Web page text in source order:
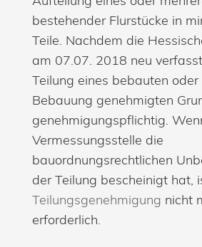
bestehender Flurstücke in
Teile. Nachdem die
am 07.07. 2018 neu
Teilung eines bebauten oder
Bebauung genehmigten
genehmigungspflichtig.
Vermessungsstelle die
bauordnungsrechtlichen
der Teilung bescheinigt hat,
Teilungsgenehmigung nicht
erforderlich.